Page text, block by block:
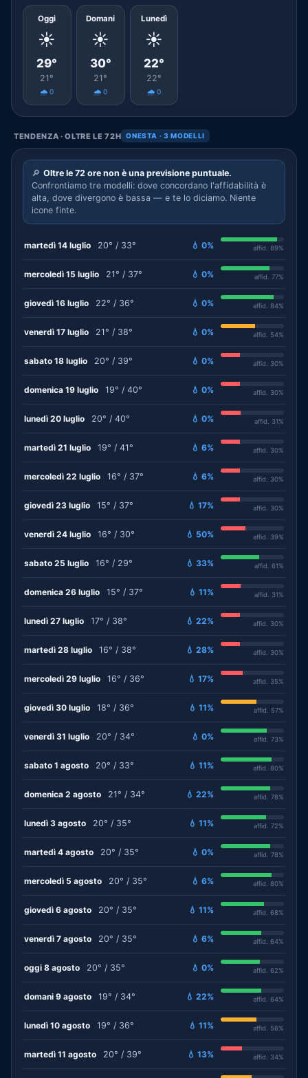
Oggi
☀️
29°
21°
🌧️ 0
Domani
☀️
30°
21°
🌧️ 0
Lunedì
☀️
22°
22°
🌧️ 0
TENDENZA · OLTRE LE 72H ONESTA · 3 MODELLI
🔎 Oltre le 72 ore non è una previsione puntuale.
Confrontiamo tre modelli: dove concordano l'affidabilità è
alta, dove divergono è bassa — e te lo diciamo. Niente
icone finte.
martedì 14 luglio 20° / 33° 💧 0% affid. 89%
mercoledì 15 luglio 21° / 37° 💧 0% affid. 77%
giovedì 16 luglio 22° / 36° 💧 0% affid. 84%
venerdì 17 luglio 21° / 38° 💧 0% affid. 54%
sabato 18 luglio 20° / 39° 💧 0% affid. 30%
domenica 19 luglio 19° / 40° 💧 0% affid. 30%
lunedì 20 luglio 20° / 40° 💧 0% affid. 31%
martedì 21 luglio 19° / 41° 💧 6% affid. 30%
mercoledì 22 luglio 16° / 37° 💧 6% affid. 30%
giovedì 23 luglio 15° / 37° 💧 17% affid. 30%
venerdì 24 luglio 16° / 30° 💧 50% affid. 39%
sabato 25 luglio 16° / 29° 💧 33% affid. 61%
domenica 26 luglio 15° / 37° 💧 11% affid. 31%
lunedì 27 luglio 17° / 38° 💧 22% affid. 30%
martedì 28 luglio 16° / 38° 💧 28% affid. 30%
mercoledì 29 luglio 16° / 36° 💧 17% affid. 35%
giovedì 30 luglio 18° / 36° 💧 11% affid. 57%
venerdì 31 luglio 20° / 34° 💧 0% affid. 73%
sabato 1 agosto 20° / 33° 💧 11% affid. 80%
domenica 2 agosto 21° / 34° 💧 22% affid. 78%
lunedì 3 agosto 20° / 35° 💧 11% affid. 72%
martedì 4 agosto 20° / 35° 💧 0% affid. 78%
mercoledì 5 agosto 20° / 35° 💧 6% affid. 80%
giovedì 6 agosto 20° / 35° 💧 11% affid. 68%
venerdì 7 agosto 20° / 35° 💧 6% affid. 64%
oggi 8 agosto 20° / 35° 💧 0% affid. 62%
domani 9 agosto 19° / 34° 💧 22% affid. 64%
lunedì 10 agosto 19° / 36° 💧 11% affid. 56%
martedì 11 agosto 20° / 39° 💧 13% affid. 34%